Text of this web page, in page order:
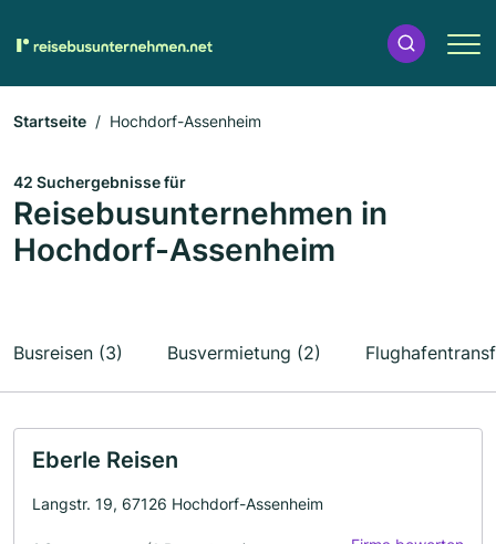
Startseite Hochdorf-Assenheim
42 Suchergebnisse für
Reisebusunternehmen in
Hochdorf-Assenheim
Busreisen (3) Busvermietung (2)
Eberle Reisen
Langstr. 19, 67126 Hochdorf-Assenheim